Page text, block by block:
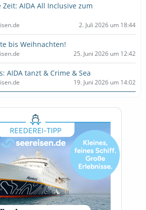
AIDA All Inclusive zum
2. Juli 2026 um 18:44
bis Weihnachten!
25. Juni 2026 um 12:42
AIDA tanzt & Crime & Sea
19. Juni 2026 um 14:02